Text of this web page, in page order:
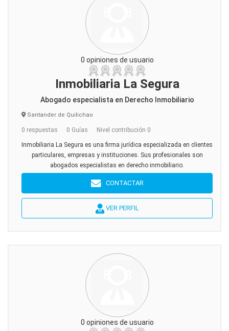
0 opiniones de usuario
Inmobiliaria La Segura
Abogado especialista en Derecho Inmobiliario
Santander de Quilichao
0 respuestas 0 Guías Nivel contribución 0
Inmobiliaria La Segura es una firma jurídica especializada en clientes
particulares, empresas y instituciones. Sus profesionales son
abogados especialistas en derecho inmobiliario.
CONTACTAR
VER PERFIL
0 opiniones de usuario